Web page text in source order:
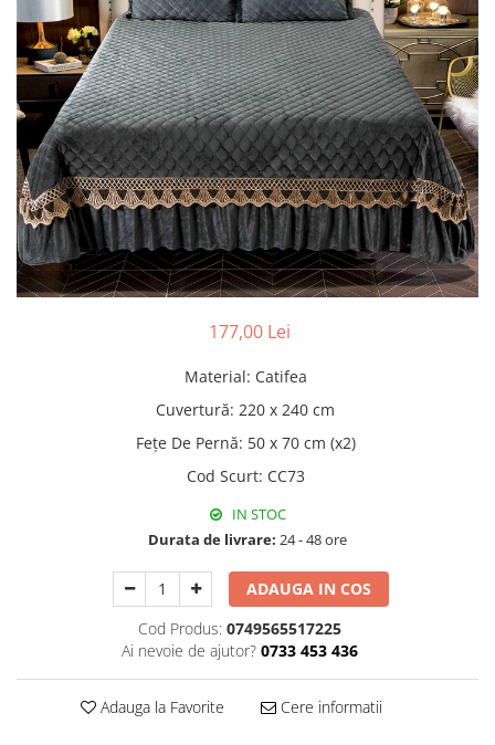
Pilote cu blăniță
177,00 Lei
Material: Catifea
Cuvertură: 220 x 240 cm
Fețe De Pernă: 50 x 70 cm (x2)
Cod Scurt: CC73
IN STOC
Durata de livrare: 24 - 48 ore
ADAUGA IN COS
Cod Produs: 0749565517225
Ai nevoie de ajutor? 0733 453 436
Adauga la Favorite Cere informatii